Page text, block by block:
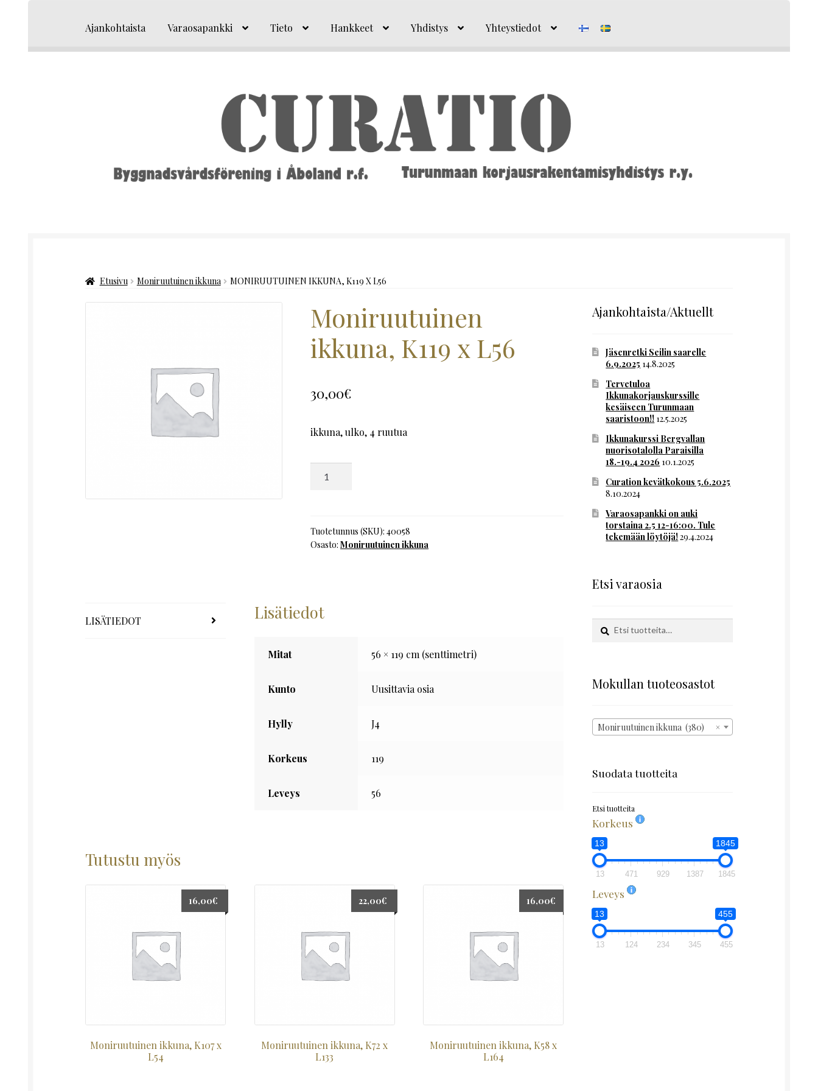
navigointiin
sisältöön
Ajankohtaista Varaosapankki Tieto Hankkeet Yhdistys Yhteystiedot
Etusivu Moniruutuinen ikkuna MONIRUUTUINEN IKKUNA, K119 X L56
Moniruutuinen
ikkuna, K119 x L56
30,00€
ikkuna, ulko, 4 ruutua
L56
määrä
Tuotetunnus (SKU):40058
Osasto:Moniruutuinen ikkuna
LISÄTIEDOT Lisätiedot
Mitat 56 × 119 cm (senttimetri)
Kunto Uusittavia osia
Hylly J4
Korkeus 119
Leveys 56
Tutustu myös
Moniruutuinen ikkuna, K107 x
L54
16,00€
Moniruutuinen ikkuna, K72 x
L133
22,00€
Moniruutuinen ikkuna, K58 x
L164
16,00€
Ajankohtaista/Aktuellt
Jäsenretki Seilin saarelle
6.9.2025 14.8.2025
Tervetuloa
Ikkunakorjauskurssille
kesäiseen Turunmaan
saaristoon!! 12.5.2025
Ikkunakurssi Bergvallan
nuorisotalolla Paraisilla
18.-19.4 2026 10.1.2025
Curation kevätkokous 5.6.2025
8.10.2024
Varaosapankki on auki
torstaina 2.5 12-16:00. Tule
tekemään löytöjä!29.4.2024
Etsi varaosia
Etsi:
Haku
Mokullan tuoteosastot
×
Moniruutuinen ikkuna (380)
Suodata tuotteita
Etsi tuotteita
Korkeus
13 1845
13 471 929 1387 1845
Leveys
13 455
13 124 234 345 455